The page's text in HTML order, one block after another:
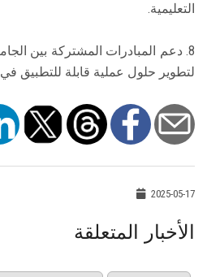
التعليمية.
8. دعم المبادرات المشتركة بين
لتطوير حلول عملية قابلة للتطبيق
2025-05-17
الأخبار المتعلقة